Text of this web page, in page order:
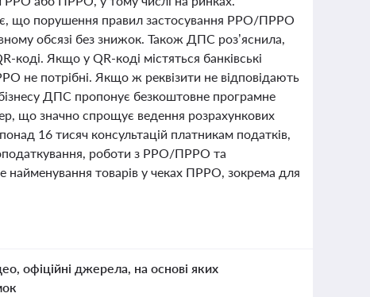
що порушення правил застосування РРО/ПРРО
обсязі без знижок. Також ДПС роз’яснила,
Якщо у QR-коді містяться банківські
не потрібні. Якщо ж реквізити не відповідають
ДПС пропонує безкоштовне програмне
що значно спрощує ведення розрахункових
16 тисяч консультацій платникам податків,
роботи з РРО/ПРРО та
найменування товарів у чеках ПРРО, зокрема для
офіційні джерела, на основі яких